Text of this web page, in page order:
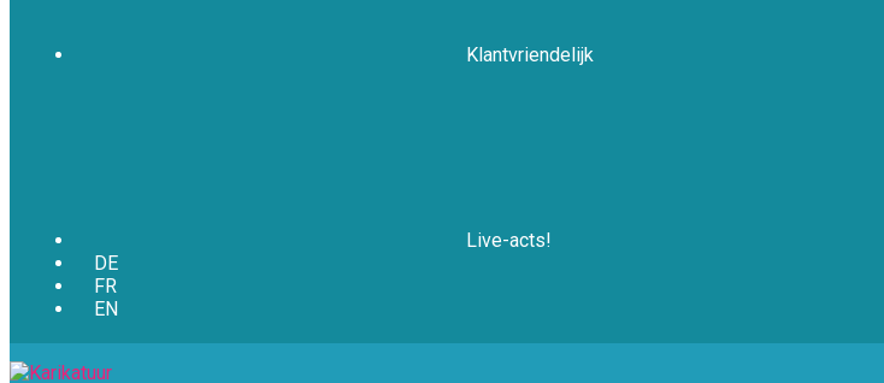
Klantvriendelijk
Live-acts!
DE
FR
EN